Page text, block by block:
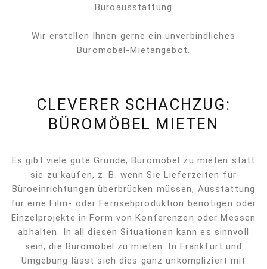
Büroausstattung
Wir erstellen Ihnen gerne ein unverbindliches
Büromöbel-Mietangebot.
CLEVERER SCHACHZUG:
BÜROMÖBEL MIETEN
Es gibt viele gute Gründe, Büromöbel zu mieten statt
sie zu kaufen, z. B. wenn Sie Lieferzeiten für
Büroeinrichtungen überbrücken müssen, Ausstattung
für eine Film- oder Fernsehproduktion benötigen oder
Einzelprojekte in Form von Konferenzen oder Messen
abhalten. In all diesen Situationen kann es sinnvoll
sein, die Büromöbel zu mieten. In Frankfurt und
Umgebung lässt sich dies ganz unkompliziert mit